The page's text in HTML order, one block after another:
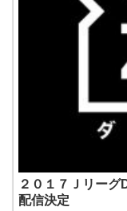
２０１７Ｊリー
配信決定